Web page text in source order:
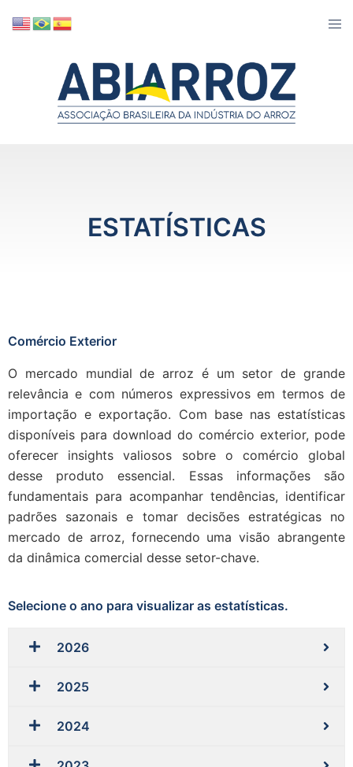
ESTATÍSTICAS
Comércio Exterior
O mercado mundial de arroz é um setor de grande
relevância e com números expressivos em termos de
importação e exportação. Com base nas estatísticas
disponíveis para download do comércio exterior, pode
oferecer insights valiosos sobre o comércio global
desse produto essencial. Essas informações são
fundamentais para acompanhar tendências, identificar
padrões sazonais e tomar decisões estratégicas no
mercado de arroz, fornecendo uma visão abrangente
da dinâmica comercial desse setor-chave.
Selecione o ano para visualizar as estatísticas.
2026
2025
2024